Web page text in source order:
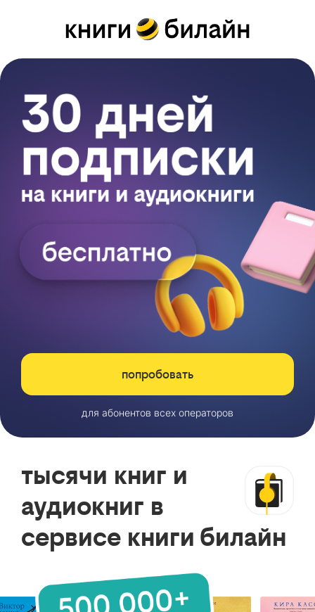
попробовать
для абонентов всех операторов
тысячи книг и
аудиокниг в
сервисе книги билайн